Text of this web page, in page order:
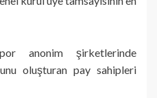
anonim şirketlerinde
oluşturan pay sahipleri